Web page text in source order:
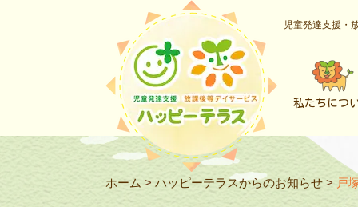
児童発達支援・
私たちにつ
ホーム > ハッピーテラスからのお知らせ > 戸